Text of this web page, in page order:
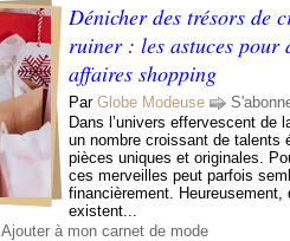
Dénicher des trésors de
ruiner : les astuces pour
affaires shopping
ParGlobe Modeuse
Dans l’univers effervescent de
un nombre croissant de talents
pièces uniques et originales.
ces merveilles peut parfois
financièrement. Heureusement,
existent...
Ajouter à mon carnet de mode